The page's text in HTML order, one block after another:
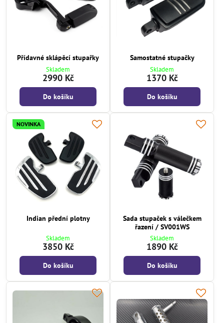
Přídavné sklápěcí stupařky
Skladem
2990 Kč
Do košíku
Samostatné stupačky
Skladem
1370 Kč
Do košíku
NOVINKA
Indian přední plotny
Skladem
3850 Kč
Do košíku
Sada stupaček s válečkem
řazení / SV001WS
Skladem
1890 Kč
Do košíku